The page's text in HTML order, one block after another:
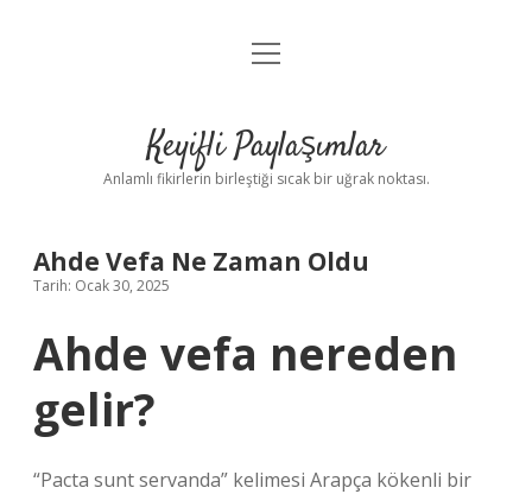
Anasayfa
Yasal Uyarı
menüyü
Keyifli Paylaşımlar
Anlamlı fikirlerin birleştiği sıcak bir uğrak noktası.
Ahde Vefa Ne Zaman Oldu
Tarih: Ocak 30, 2025
Ahde vefa nereden
gelir?
“Pacta sunt servanda” kelimesi Arapça kökenli bir